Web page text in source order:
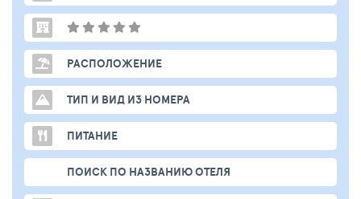
РАСПОЛОЖЕНИЕ
ТИП И ВИД ИЗ НОМЕРА
ПИТАНИЕ
ПОИСК ПО НАЗВАНИЮ ОТЕЛЯ